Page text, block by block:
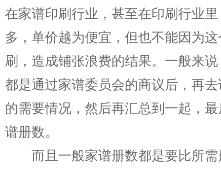
在家谱印刷行业，甚至在印刷行业
多，单价越为便宜，但也不能因为
刷，造成铺张浪费的结果。一般来
都是通过家谱委员会的商议后，再
的需要情况，然后再汇总到一起，
谱册数。
而且一般家谱册数都是要比所需